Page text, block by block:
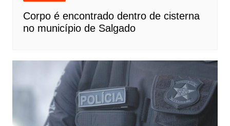
Corpo é encontrado dentro de cisterna
no município de Salgado